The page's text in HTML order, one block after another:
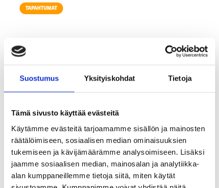
Suostumus Yksityiskohdat Tietoja
Tämä sivusto käyttää evästeitä
Käytämme evästeitä tarjoamamme sisällön ja mainosten
räätälöimiseen, sosiaalisen median ominaisuuksien
tukemiseen ja kävijämäärämme analysoimiseen. Lisäksi
jaamme sosiaalisen median, mainosalan ja analytiikka-
alan kumppaneillemme tietoja siitä, miten käytät
TAPAHTUMAT
KATSO TALLENNE: MK Aamukahviseura 19.5.2026:
Työnantajabrändi jää usein kahden tuolin väliin – apua
markkinoinnin ja HR:n yhteistyöhön